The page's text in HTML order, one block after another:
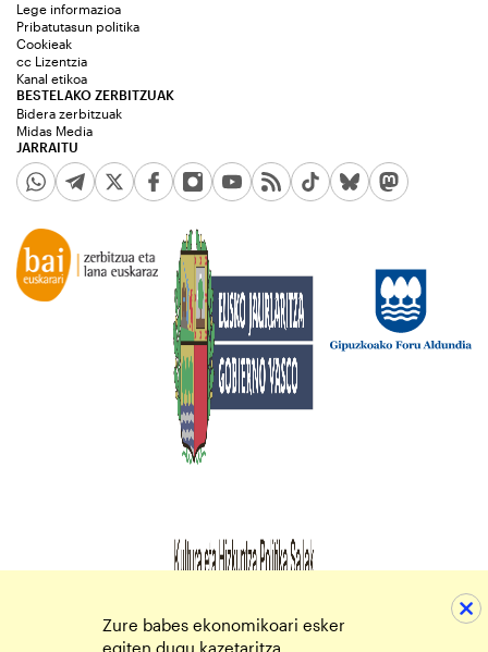
JARRAITU
Lege informazioa
Pribatutasun politika
Cookieak
cc Lizentzia
Kanal etikoa
BESTELAKO ZERBITZUAK
Bidera zerbitzuak
Midas Media
Zure babes ekonomikoari esker
egiten dugu kazetaritza